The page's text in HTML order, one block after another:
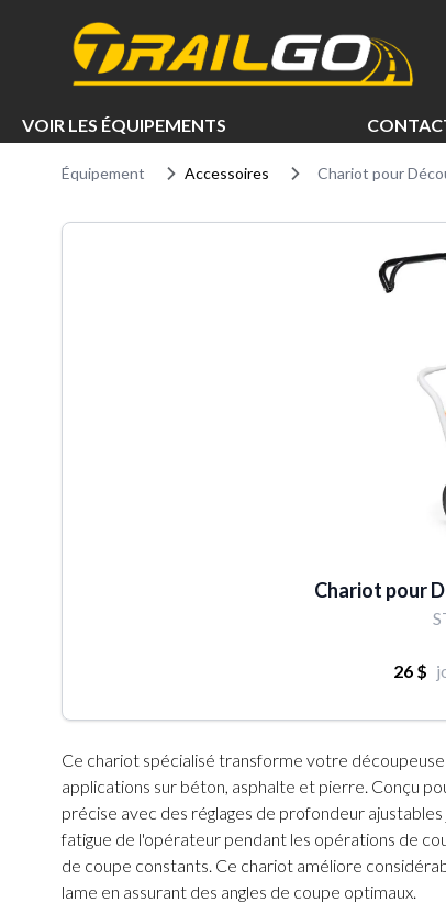
VOIR LES ÉQUIPEMENTS
Équipement Accessoires Chariot pour
Chariot pour
26 $
Ce chariot spécialisé transforme votre
applications sur béton, asphalte et pierre. Conçu
précise avec des réglages de profondeur
fatigue de l'opérateur pendant les opérations de
de coupe constants. Ce chariot améliore
lame en assurant des angles de coupe optimaux.